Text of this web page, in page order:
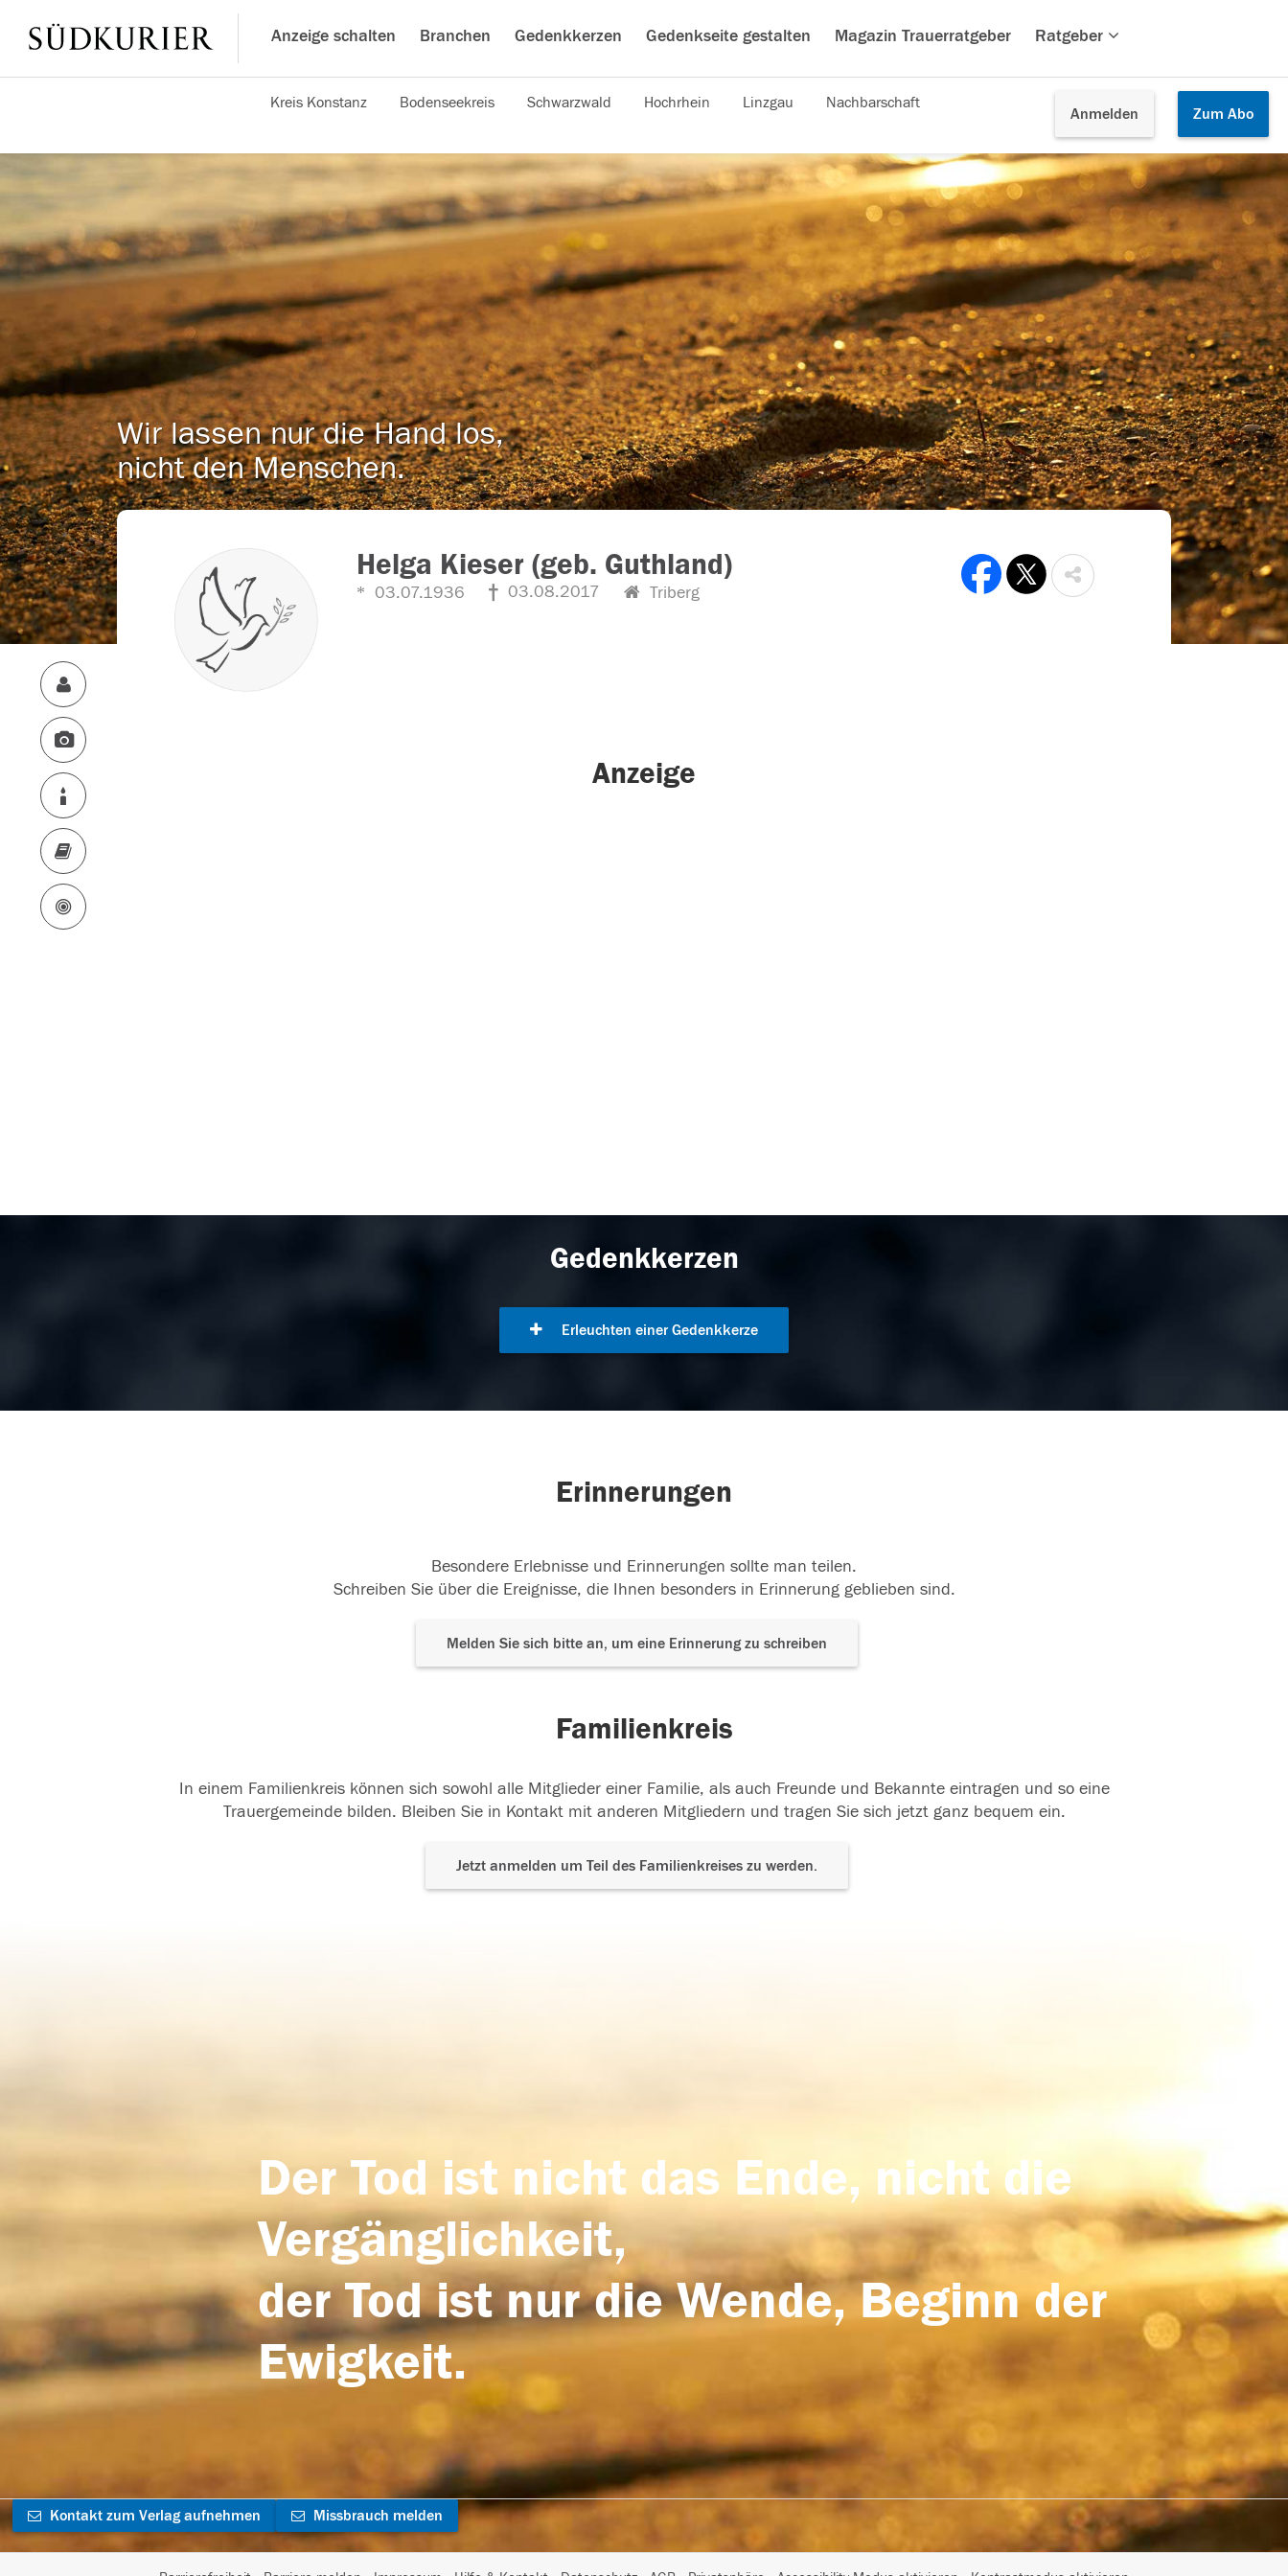
Anzeige schalten Branchen Gedenkkerzen Gedenkseite gestalten Magazin Trauerratgeber Ratgeber
Anmelden Zum Abo
Kreis Konstanz Bodenseekreis Schwarzwald Hochrhein Linzgau Nachbarschaft
Wir lassen nur die Hand los,
nicht den Menschen.
Helga Kieser (geb. Guthland)
03.07.1936 03.08.2017 Triberg
Anzeige
Gedenkkerzen
Erleuchten einer Gedenkkerze
Erinnerungen
Besondere Erlebnisse und Erinnerungen sollte man teilen.
Schreiben Sie über die Ereignisse, die Ihnen besonders in Erinnerung geblieben sind.
Melden Sie sich bitte an, um eine Erinnerung zu schreiben
Familienkreis
In einem Familienkreis können sich sowohl alle Mitglieder einer Familie, als auch Freunde und Bekannte eintragen und so eine
Trauergemeinde bilden. Bleiben Sie in Kontakt mit anderen Mitgliedern und tragen Sie sich jetzt ganz bequem ein.
Jetzt anmelden um Teil des Familienkreises zu werden.
Der Tod ist nicht das Ende, nicht die
Vergänglichkeit,
der Tod ist nur die Wende, Beginn der
Ewigkeit.
Kontakt zum Verlag aufnehmen Missbrauch melden